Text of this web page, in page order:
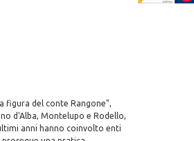
figura del conte Rangone",
d'Alba, Montelupo e Rodello,
anni hanno coinvolto enti